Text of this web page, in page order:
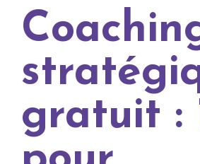
Nos expertises
Académie
Ressources
Agenda
Contact
gratuit :